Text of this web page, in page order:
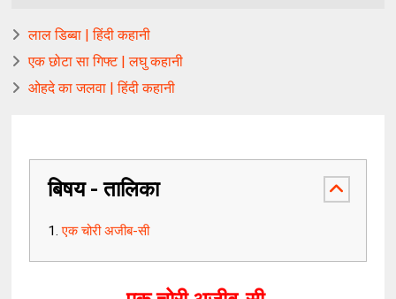
लाल डिब्बा | हिंदी कहानी
एक छोटा सा गिफ्ट | लघु कहानी
ओहदे का जलवा | हिंदी कहानी
बिषय - तालिका
एक चोरी अजीब-सी